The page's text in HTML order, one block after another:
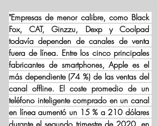
"Empresas de menor calibre, como Black
Fox, CAT, Ginzzu, Dexp y Coolpad
todavía dependen de canales de venta
fuera de línea. Entre los cinco principales
fabricantes de smartphones, Apple es el
más dependiente (74 %) de las ventas del
canal offline. El coste promedio de un
teléfono inteligente comprado en un canal
en línea aumentó un 15 % a 210 dólares